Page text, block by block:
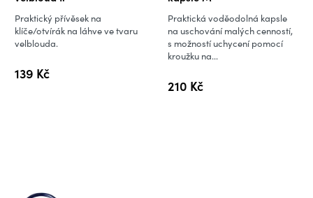
139 Kč
Praktický přívěsek na
klíče/otvírák na láhve ve tvaru
velblouda.
210 Kč
Praktická voděodolná kapsle
na uschování malých cenností,
s možností uchycení pomocí
kroužku na...